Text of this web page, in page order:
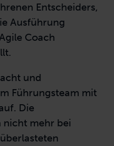
Entscheiders,
Ausführung
Coach
und
Führungsteam mit
Die
nicht mehr bei